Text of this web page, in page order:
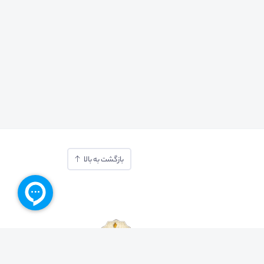
بازگشت به بالا